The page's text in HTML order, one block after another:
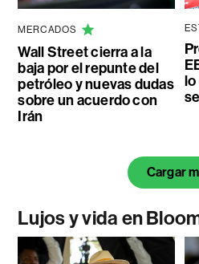
MERCADOS
Wall Street cierra a la
baja por el repunte del
petróleo y nuevas dudas
sobre un acuerdo con
Irán
lo
Cargar
Lujos y vida en